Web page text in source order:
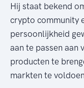
Hij staat bekend
crypto community
persoonlijkheid
aan te passen aan
producten te
markten te